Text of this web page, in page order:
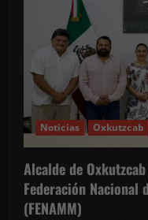
la
segunda
edición
de
la
Carrera
Rosa,
que
concientiza
en
la
lucha
contra
el
cáncer
de
mama
Noticias Oxkutzcab
Alcalde de
Federación Nacional
(FENAMM)